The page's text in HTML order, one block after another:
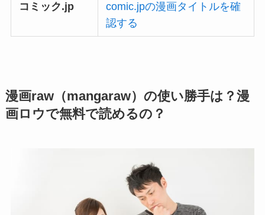
コミック.jp
comic.jpの漫画タイトルを確
認する
漫画raw（mangaraw）の使い勝手は？漫
画ロウで無料で読めるの？